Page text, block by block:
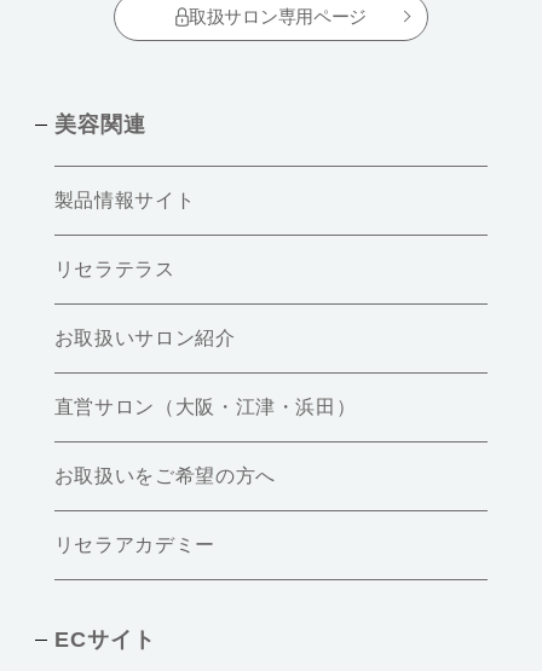
取扱サロン専用ページ
美容関連
製品情報サイト
リセラテラス
お取扱いサロン紹介
直営サロン（大阪・江津・浜田）
お取扱いをご希望の方へ
リセラアカデミー
ECサイト